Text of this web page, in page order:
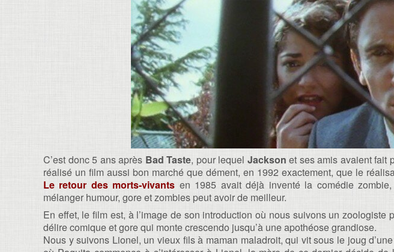
C’est donc 5 ans après Bad Taste, pour lequel Jackson et ses amis avaient fait
réalisé un film aussi bon marché que dément, en 1992 exactement, que le
Le retour des morts-vivants en 1985 avait déjà inventé la comédie zombie,
mélanger humour, gore et zombies peut avoir de meilleur.
En effet, le film est, à l’image de son introduction où nous suivons un zoologiste
délire comique et gore qui monte crescendo jusqu’à une apothéose grandiose.
Nous y suivons Lionel, un vieux fils à maman maladroit, qui vit sous le joug